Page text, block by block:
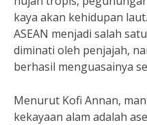
kaya akan kehidupan
ASEAN menjadi salah
diminati oleh penjajah,
berhasil menguasainya
Menurut Kofi Annan,
kekayaan alam adalah